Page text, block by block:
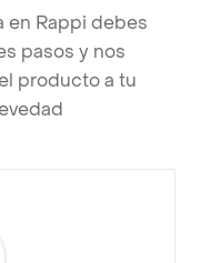
en Rappi debes
pasos y nos
producto a tu